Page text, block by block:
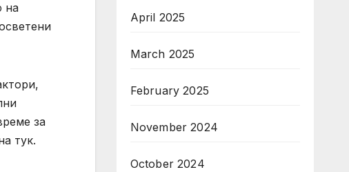
на
за
тук.
April 2025
March 2025
February 2025
November 2024
October 2024